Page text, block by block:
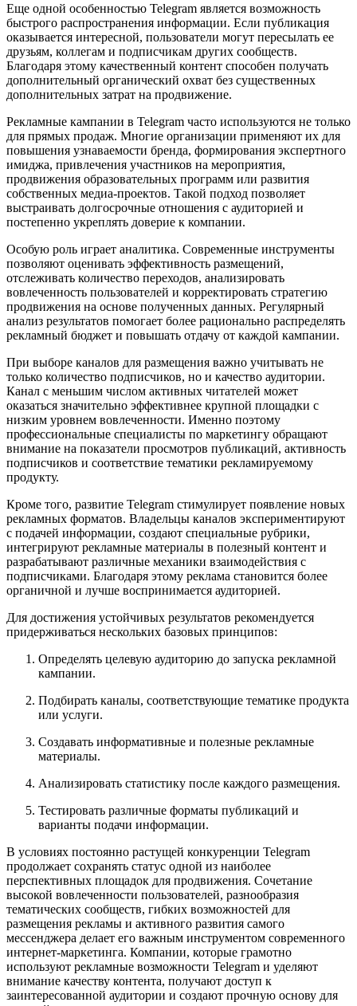
Еще одной особенностью Telegram является возможность
быстрого распространения информации. Если публикация
оказывается интересной, пользователи могут пересылать ее
друзьям, коллегам и подписчикам других сообществ.
Благодаря этому качественный контент способен получать
дополнительный органический охват без существенных
дополнительных затрат на продвижение.
Рекламные кампании в Telegram часто используются не только
для прямых продаж. Многие организации применяют их для
повышения узнаваемости бренда, формирования экспертного
имиджа, привлечения участников на мероприятия,
продвижения образовательных программ или развития
собственных медиа-проектов. Такой подход позволяет
выстраивать долгосрочные отношения с аудиторией и
постепенно укреплять доверие к компании.
Особую роль играет аналитика. Современные инструменты
позволяют оценивать эффективность размещений,
отслеживать количество переходов, анализировать
вовлеченность пользователей и корректировать стратегию
продвижения на основе полученных данных. Регулярный
анализ результатов помогает более рационально распределять
рекламный бюджет и повышать отдачу от каждой кампании.
При выборе каналов для размещения важно учитывать не
только количество подписчиков, но и качество аудитории.
Канал с меньшим числом активных читателей может
оказаться значительно эффективнее крупной площадки с
низким уровнем вовлеченности. Именно поэтому
профессиональные специалисты по маркетингу обращают
внимание на показатели просмотров публикаций, активность
подписчиков и соответствие тематики рекламируемому
продукту.
Кроме того, развитие Telegram стимулирует появление новых
рекламных форматов. Владельцы каналов экспериментируют
с подачей информации, создают специальные рубрики,
интегрируют рекламные материалы в полезный контент и
разрабатывают различные механики взаимодействия с
подписчиками. Благодаря этому реклама становится более
органичной и лучше воспринимается аудиторией.
Для достижения устойчивых результатов рекомендуется
придерживаться нескольких базовых принципов:
Определять целевую аудиторию до запуска рекламной
кампании.
Подбирать каналы, соответствующие тематике продукта
или услуги.
Создавать информативные и полезные рекламные
материалы.
Анализировать статистику после каждого размещения.
Тестировать различные форматы публикаций и
варианты подачи информации.
В условиях постоянно растущей конкуренции Telegram
продолжает сохранять статус одной из наиболее
перспективных площадок для продвижения. Сочетание
высокой вовлеченности пользователей, разнообразия
тематических сообществ, гибких возможностей для
размещения рекламы и активного развития самого
мессенджера делает его важным инструментом современного
интернет-маркетинга. Компании, которые грамотно
используют рекламные возможности Telegram и уделяют
внимание качеству контента, получают доступ к
заинтересованной аудитории и создают прочную основу для